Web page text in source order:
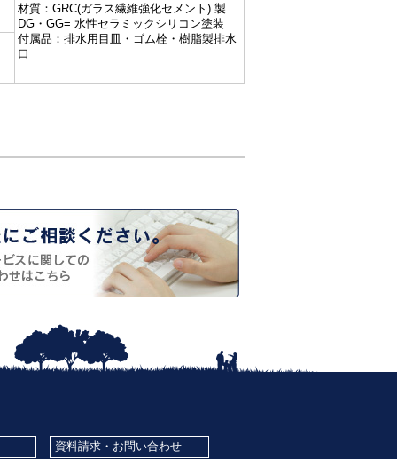
材質：GRC(ガラス繊維強化セメント) 製
DG・GG= 水性セラミックシリコン塗装
付属品：排水用目皿・ゴム栓・樹脂製排水
口
資料請求・お問い合わせ